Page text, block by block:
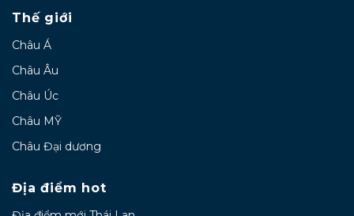
Thế giới
Châu Á
Châu Âu
Châu Úc
Châu MỸ
Châu Đại dương
Địa điểm hot